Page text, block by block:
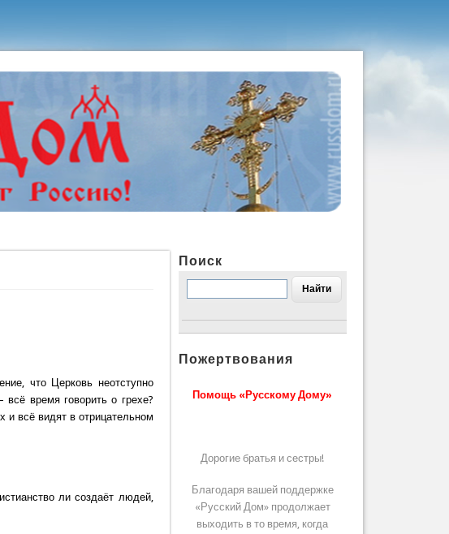
что Церковь неотступно
время говорить о грехе?
всё видят в отрицательном
ли создаёт людей,
Поиск
Пожертвования
Помощь «Русскому Дому»
Дорогие братья и сестры!
Благодаря вашей поддержке
«Русский Дом» продолжает
выходить в то время, когда